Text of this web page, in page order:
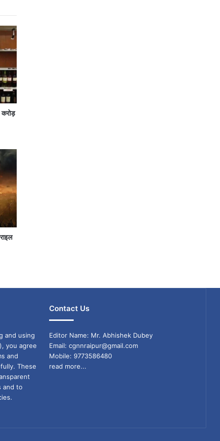
करोड़
and using
you agree
and
These
and to
Contact Us
Editor Name: Mr. Abhishek Dubey
Email: cgnnraipur@gmail.com
Mobile: 9773586480
read more...